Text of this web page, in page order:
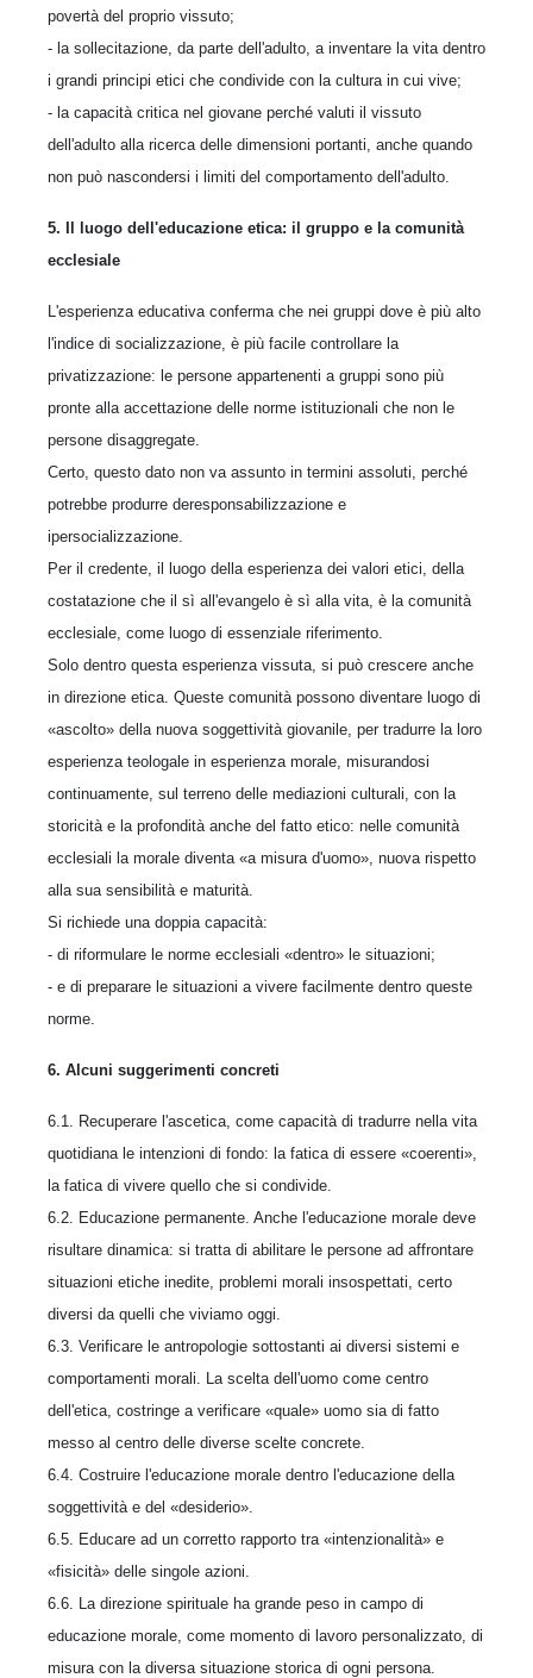
povertà del proprio vissuto;
- la sollecitazione, da parte dell'adulto, a inventare la vita dentro
i grandi principi etici che condivide con la cultura in cui vive;
- la capacità critica nel giovane perché valuti il vissuto
dell'adulto alla ricerca delle dimensioni portanti, anche quando
non può nascondersi i limiti del comportamento dell'adulto.
5. Il luogo dell'educazione etica: il gruppo e la comunità
ecclesiale
L'esperienza educativa conferma che nei gruppi dove è più alto
l'indice di socializzazione, è più facile controllare la
privatizzazione: le persone appartenenti a gruppi sono più
pronte alla accettazione delle norme istituzionali che non le
persone disaggregate.
Certo, questo dato non va assunto in termini assoluti, perché
potrebbe produrre deresponsabilizzazione e
ipersocializzazione.
Per il credente, il luogo della esperienza dei valori etici, della
costatazione che il sì all'evangelo è sì alla vita, è la comunità
ecclesiale, come luogo di essenziale riferimento.
Solo dentro questa esperienza vissuta, si può crescere anche
in direzione etica. Queste comunità possono diventare luogo di
«ascolto» della nuova soggettività giovanile, per tradurre la loro
esperienza teologale in esperienza morale, misurandosi
continuamente, sul terreno delle mediazioni culturali, con la
storicità e la profondità anche del fatto etico: nelle comunità
ecclesiali la morale diventa «a misura d'uomo», nuova rispetto
alla sua sensibilità e maturità.
Si richiede una doppia capacità:
- di riformulare le norme ecclesiali «dentro» le situazioni;
- e di preparare le situazioni a vivere facilmente dentro queste
norme.
6. Alcuni suggerimenti concreti
6.1. Recuperare l'ascetica, come capacità di tradurre nella vita
quotidiana le intenzioni di fondo: la fatica di essere «coerenti»,
la fatica di vivere quello che si condivide.
6.2. Educazione permanente. Anche l'educazione morale deve
risultare dinamica: si tratta di abilitare le persone ad affrontare
situazioni etiche inedite, problemi morali insospettati, certo
diversi da quelli che viviamo oggi.
6.3. Verificare le antropologie sottostanti ai diversi sistemi e
comportamenti morali. La scelta dell'uomo come centro
dell'etica, costringe a verificare «quale» uomo sia di fatto
messo al centro delle diverse scelte concrete.
6.4. Costruire l'educazione morale dentro l'educazione della
soggettività e del «desiderio».
6.5. Educare ad un corretto rapporto tra «intenzionalità» e
«fisicità» delle singole azioni.
6.6. La direzione spirituale ha grande peso in campo di
educazione morale, come momento di lavoro personalizzato, di
misura con la diversa situazione storica di ogni persona.